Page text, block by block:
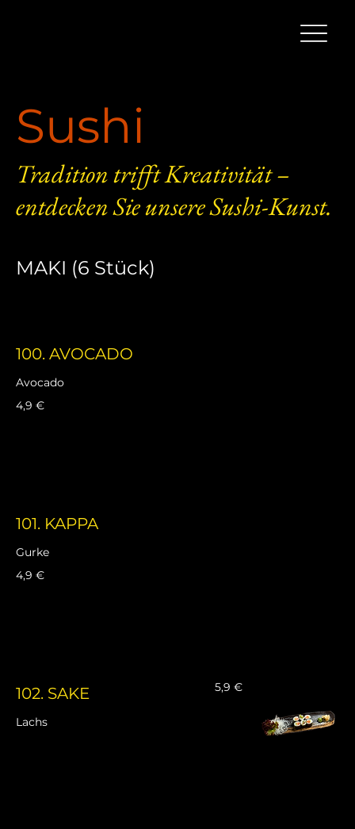
Sushi
Tradition trifft Kreativität –
entdecken Sie unsere Sushi-Kunst.
MAKI (6 Stück)
100. AVOCADO
Avocado
4,9 €
101. KAPPA
Gurke
4,9 €
102. SAKE
Lachs
5,9 €